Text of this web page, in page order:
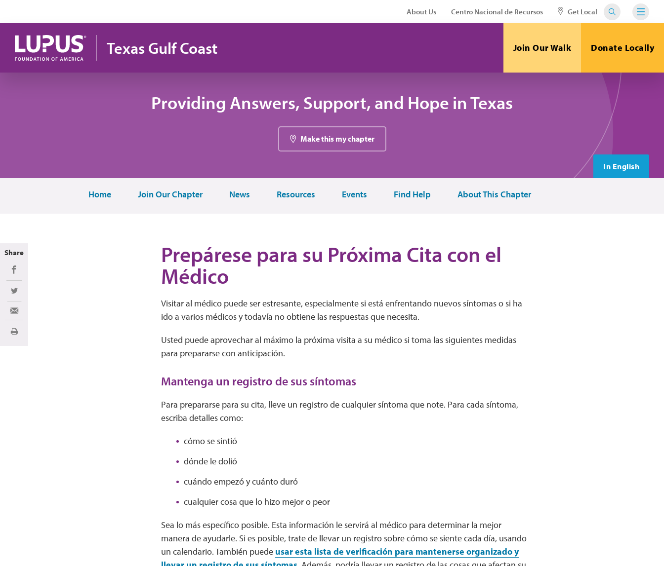
About Us Centro Nacional de Recursos Get Local
Texas Gulf Coast Join Our Walk Donate Locally
Providing Answers, Support, and Hope in Texas
Make this my chapter
In English
Home Join Our Chapter News Resources Events Find Help About This Chapter
Prepárese para su Próxima Cita con el
Médico
Visitar al médico puede ser estresante, especialmente si está enfrentando nuevos síntomas o si ha
ido a varios médicos y todavía no obtiene las respuestas que necesita.
Usted puede aprovechar al máximo la próxima visita a su médico si toma las siguientes medidas
para prepararse con anticipación.
Mantenga un registro de sus síntomas
Para prepararse para su cita, lleve un registro de cualquier síntoma que note. Para cada síntoma,
escriba detalles como:
cómo se sintió
dónde le dolió
cuándo empezó y cuánto duró
cualquier cosa que lo hizo mejor o peor
Sea lo más específico posible. Esta información le servirá al médico para determinar la mejor
manera de ayudarle. Si es posible, trate de llevar un registro sobre cómo se siente cada día, usando
un calendario. También puede usar esta lista de verificación para mantenerse organizado y
Share
Share on Facebook
Share on Twitter
Share via Email
Imprimir